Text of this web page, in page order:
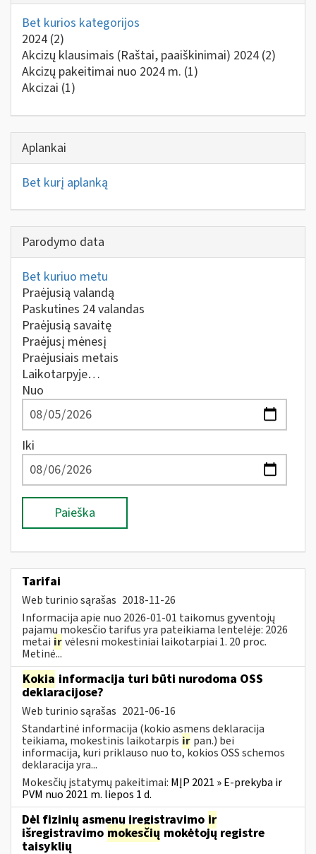
Bet kurios kategorijos
2024 (2)
Akcizų klausimais (Raštai, paaiškinimai) 2024 (2)
Akcizų pakeitimai nuo 2024 m. (1)
Akcizai (1)
Aplankai
Bet kurį aplanką
Parodymo data
Bet kuriuo metu
Praėjusią valandą
Paskutines 24 valandas
Praėjusią savaitę
Praėjusį mėnesį
Praėjusiais metais
Laikotarpyje…
Nuo
Iki
Paieška
Tarifai
Web turinio sąrašas 2018-11-26
Informacija apie nuo 2026-01-01 taikomus gyventojų
pajamų mokesčio tarifus yra pateikiama lentelėje: 2026
metai irvėlesni mokestiniai laikotarpiai 1. 20 proc.
Metinė...
Kokia informacija turi būti nurodoma OSS
deklaracijose?
Web turinio sąrašas 2021-06-16
Standartinė informacija (kokio asmens deklaracija
teikiama, mokestinis laikotarpis ir pan.) bei
informacija, kuri priklauso nuo to, kokios OSS schemos
deklaracija yra...
Mokesčių įstatymų pakeitimai: MĮP 2021 » E-prekyba ir
PVM nuo 2021 m. liepos 1 d.
Dėl fizinių asmenų įregistravimo ir
išregistravimo mokesčių mokėtojų registre
taisyklių